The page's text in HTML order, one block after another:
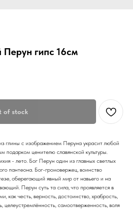
гипс 16см
of stock
глины с изображением Перуна украсит любой
подарком ценителю славянской культуры.
- лето. Бог Перун один из главных светлых
пантеона. Бог-громовержец, воинство
оберегающий явный мир от навьего и на
Перун суть та сила, что проявляется в
как честь, верность, достоинство, храбрость,
целеустремлённость, самоотверженность, воля